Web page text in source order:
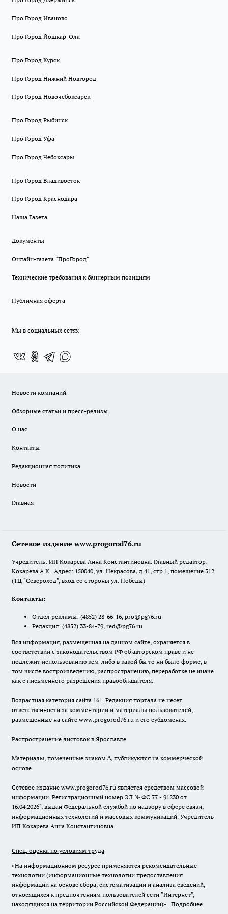
Про Город Иваново
Про Город Йошкар-Ола
Про Город Курск
Про Город Нижний Новгород
Про Город Новочебоксарск
Про Город Рыбинск
Про Город Уфа
Про Город Чебоксары
Про Город Владивосток
Про Город Краснодара
Наша Газета
Документы
Онлайн-газета "ПроГород"
Технические требования к баннерным позициям
Публичная оферта
Мы в социальных сетях
Новости компаний
Обзорные статьи и пресс-релизы
О нас
Контакты
Редакционная политика
Новости
Главная
Сетевое издание www.progorod76.ru
Учредитель: ИП Кокарева Анна Константиновна. Главный редактор:
Кокарева А.К.. Адрес: 150040, ул. Некрасова, д.41, стр.1, помещение 312
(ТЦ "Североход", вход со стороны ул. Победы)
Контакты:
Отдел рекламы: (4852) 28-66-16, pro@pg76.ru
Редакция: (4852) 33-84-79, red@pg76.ru
Вся информация, размещенная на данном сайте, охраняется в
соответствии с законодательством РФ об авторском праве и не
подлежит использованию кем-либо в какой бы то ни было форме, в
том числе воспроизведению, распространению, переработке не иначе
как с письменного разрешения правообладателя.
Возрастная категория сайта 16+. Редакция портала не несет
ответственности за комментарии и материалы пользователей,
размещенные на сайте www.progorod76.ru и его субдоменах.
Распространение листовок в Ярославле
Материалы, помеченные знаком ∆, публикуются на коммерческой
основе
Сетевое издание www.progorod76.ru является средством массовой
информации. Регистрационный номер ЭЛ № ФС 77 - 91230 от
16.04.2026", выдан Федеральной службой по надзору в сфере связи,
информационных технологий и массовых коммуникаций. Учредитель
ИП Кокарева Анна Константиновна.
Спец. оценка по условиям труда
«На информационном ресурсе применяются рекомендательные
технологии (информационные технологии предоставления
информации на основе сбора, систематизации и анализа сведений,
относящихся к предпочтениям пользователей сети "Интернет",
находящихся на территории Российской Федерации)». Подробнее